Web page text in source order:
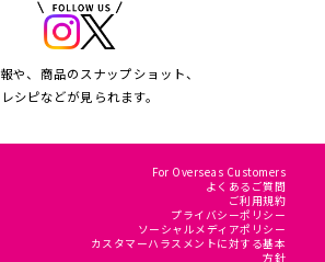
や、商品のスナップショット、
レシピなどが見られます。
For Overseas Customers
よくあるご質問
ご利用規約
プライバシーポリシー
ソーシャルメディアポリシー
カスタマーハラスメントに対する基本
方針